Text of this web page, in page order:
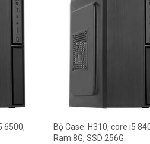
6500,
Bộ Case: H310, core i5
Ram 8G, SSD 256G